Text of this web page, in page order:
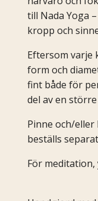
till Nada Yoga
kropp och
Eftersom varje
form och
fint både för
del av en
Pinne och/
beställs separat
För meditation,